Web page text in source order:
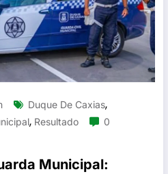
Duque De Caxias,
, Resultado
0
Municipal: